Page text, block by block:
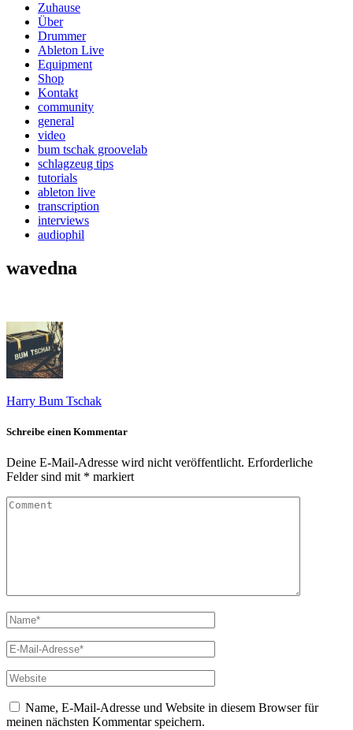
Zuhause
Über
Drummer
Ableton Live
Equipment
Shop
Kontakt
community
general
video
bum tschak groovelab
schlagzeug tips
tutorials
ableton live
transcription
interviews
audiophil
wavedna
Harry Bum Tschak
Schreibe einen Kommentar
Deine E-Mail-Adresse wird nicht veröffentlicht. Erforderliche
Felder sind mit * markiert
Name, E-Mail-Adresse und Website in diesem Browser für
meinen nächsten Kommentar speichern.